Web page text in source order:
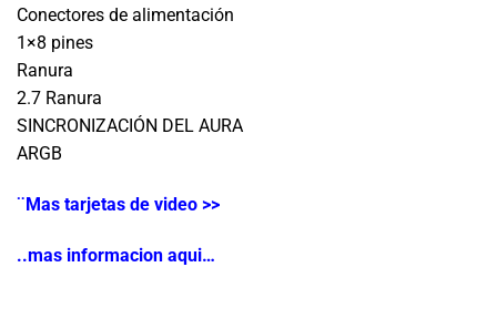
Conectores de alimentación
1×8 pines
Ranura
2.7 Ranura
SINCRONIZACIÓN DEL AURA
ARGB
¨Mas tarjetas de video >>
..mas informacion aqui…